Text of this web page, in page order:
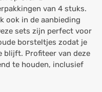
van 4 stuks.
ook in de aanbieding
sets zijn perfect voor
borsteltjes zodat je
Profiteer van deze
te houden, inclusief